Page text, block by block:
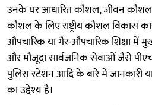
उनके घर आधारित कौशल, जीवन कौशल
कौशल के लिए राष्ट्रीय कौशल विकास
औपचारिक या गैर-औपचारिक शिक्षा में
और मौजूदा सार्वजनिक सेवाओं जैसे
पुलिस स्टेशन आदि के बारे में जानकारी या
का उद्देश्य है।